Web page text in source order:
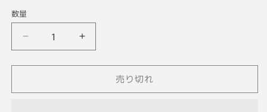
数量
Canon
HF-
【中
Canon
HF-
売り切れ